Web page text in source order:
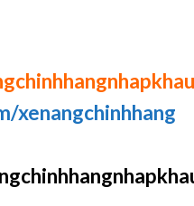
xenangchinhhang